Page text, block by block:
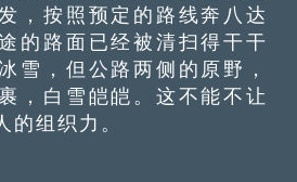
，按照预定的路线奔八达
的路面已经被清扫得干干
雪，但公路两侧的原野，
，白雪皑皑。这不能不让
的组织力。